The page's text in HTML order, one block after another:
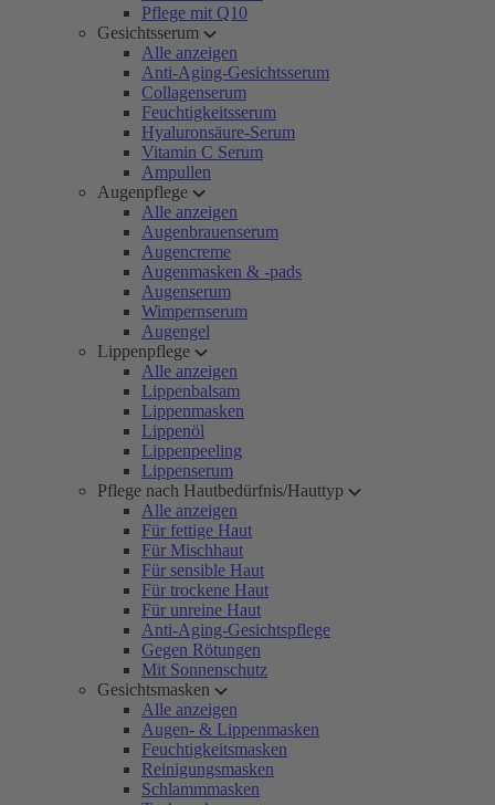
Pflege mit Q10
Gesichtsserum
Alle anzeigen
Anti-Aging-Gesichtsserum
Collagenserum
Feuchtigkeitsserum
Hyaluronsäure-Serum
Vitamin C Serum
Ampullen
Augenpflege
Alle anzeigen
Augenbrauenserum
Augencreme
Augenmasken & -pads
Augenserum
Wimpernserum
Augengel
Lippenpflege
Alle anzeigen
Lippenbalsam
Lippenmasken
Lippenöl
Lippenpeeling
Lippenserum
Pflege nach Hautbedürfnis/Hauttyp
Alle anzeigen
Für fettige Haut
Für Mischhaut
Für sensible Haut
Für trockene Haut
Für unreine Haut
Anti-Aging-Gesichtspflege
Gegen Rötungen
Mit Sonnenschutz
Gesichtsmasken
Alle anzeigen
Augen- & Lippenmasken
Feuchtigkeitsmasken
Reinigungsmasken
Schlammmasken